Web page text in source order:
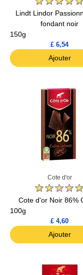
Lindt Lindor
fondant noir
150g
£ 6,54
Ajouter
Cote d'or
Cote d'or Noir 86%
100g
£ 4,60
Ajouter